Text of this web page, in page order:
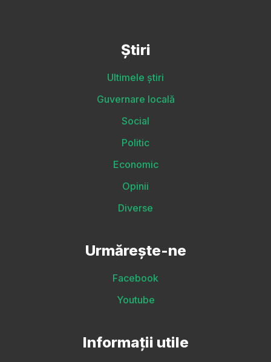
Știri
Ultimele știri
Guvernare locală
Social
Politic
Economic
Opinii
Diverse
Urmărește-ne
Facebook
Youtube
Informații utile